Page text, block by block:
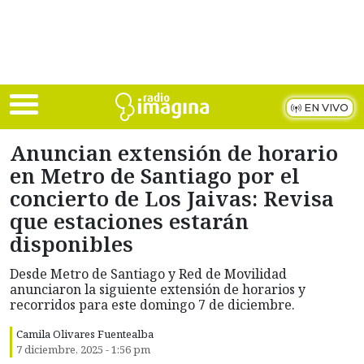
EN VIVO
Anuncian extensión de horario
en Metro de Santiago por el
concierto de Los Jaivas: Revisa
que estaciones estarán
disponibles
Desde Metro de Santiago y Red de Movilidad
anunciaron la siguiente extensión de horarios y
recorridos para este domingo 7 de diciembre.
Camila Olivares Fuentealba
7 diciembre, 2025 - 1:56 pm